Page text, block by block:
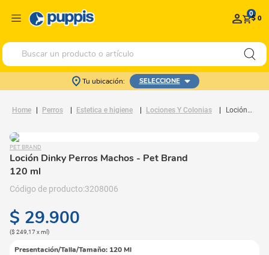
0$ 0
Buscar un producto o artículo
Tu ubicación: SELECCIONE
Perros Estetica e higiene Lociones Y Colonias Loción Dinky Perros Machos
PET BRAND
Loción Dinky Perros Machos - Pet Brand
120 ml
3208006
$ 29.900
($ 249,17xml )
Presentación/Talla/Tamaño: 120 Ml